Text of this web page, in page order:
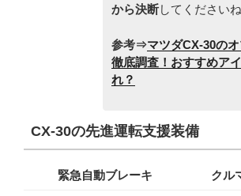
から決断してくださいね
参考⇒マツダCX-30の
徹底調査！おすすめア
れ？
CX-30の先進運転支援装備
緊急自動ブレーキ クル